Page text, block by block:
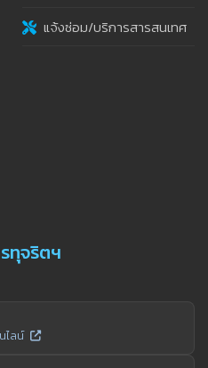
แจ้งซ่อม/บริการสารสนเทศ
ทุจริตฯ
ไลน์